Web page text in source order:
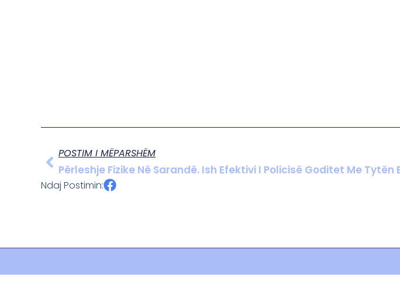
POSTIM I MËPARSHËM
Përleshje Fizike Në Sarandë. Ish Efektivi I Policisë Goditet Me Tytën
Ndaj Postimin: